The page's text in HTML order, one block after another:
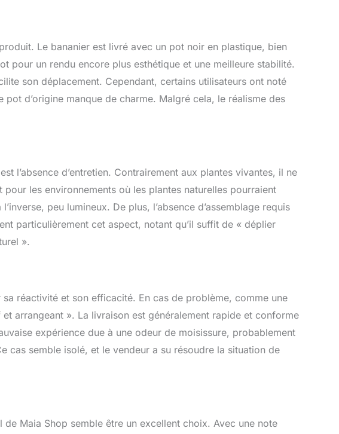
Le bananier est livré avec un pot noir en plastique, bien
pour un rendu encore plus esthétique et une meilleure stabilité.
son déplacement. Cependant, certains utilisateurs ont noté
d’origine manque de charme. Malgré cela, le réalisme des
l’absence d’entretien. Contrairement aux plantes vivantes, il ne
les environnements où les plantes naturelles pourraient
peu lumineux. De plus, l’absence d’assemblage requis
particulièrement cet aspect, notant qu’il suffit de « déplier
».
réactivité et son efficacité. En cas de problème, comme une
arrangeant ». La livraison est généralement rapide et conforme
expérience due à une odeur de moisissure, probablement
cas semble isolé, et le vendeur a su résoudre la situation de
Maia Shop semble être un excellent choix. Avec une note